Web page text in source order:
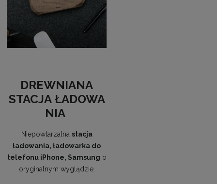
DREWNIANA
STACJA ŁADOWA
NIA
Niepowtarzalna stacja
ładowania, ładowarka do
telefonu iPhone, Samsung o
oryginalnym wyglądzie.